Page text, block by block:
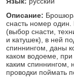
Описание:
снасть номер
(выбор снасти,
и катушек), в ней
спиннингом, даны
каком водоеме, при
каким спиннингом,
проводки поймать